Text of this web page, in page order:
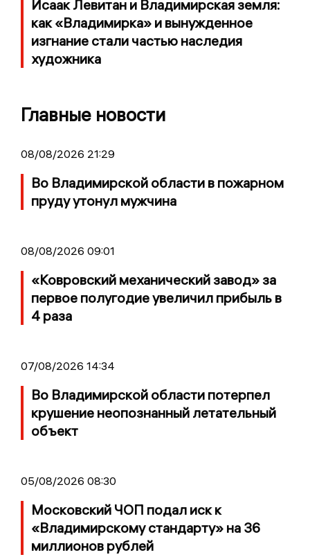
Исаак Левитан и Владимирская земля:
как «Владимирка» и вынужденное
изгнание стали частью наследия
художника
Главные новости
08/08/2026 21:29
Во Владимирской области в пожарном
пруду утонул мужчина
08/08/2026 09:01
«Ковровский механический завод» за
первое полугодие увеличил прибыль в
4 раза
07/08/2026 14:34
Во Владимирской области потерпел
крушение неопознанный летательный
объект
05/08/2026 08:30
Московский ЧОП подал иск к
«Владимирскому стандарту» на 36
миллионов рублей